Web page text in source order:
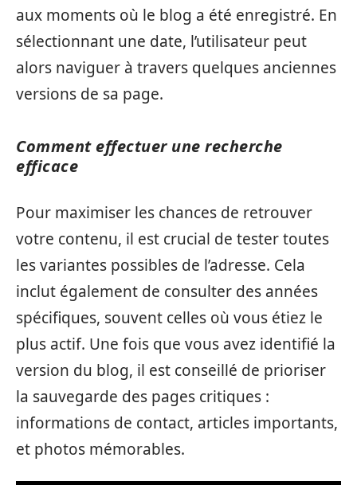
aux moments où le blog a été enregistré. En
sélectionnant une date, l’utilisateur peut
alors naviguer à travers quelques anciennes
versions de sa page.
Comment effectuer une recherche
efficace
Pour maximiser les chances de retrouver
votre contenu, il est crucial de tester toutes
les variantes possibles de l’adresse. Cela
inclut également de consulter des années
spécifiques, souvent celles où vous étiez le
plus actif. Une fois que vous avez identifié la
version du blog, il est conseillé de prioriser
la sauvegarde des pages critiques :
informations de contact, articles importants,
et photos mémorables.